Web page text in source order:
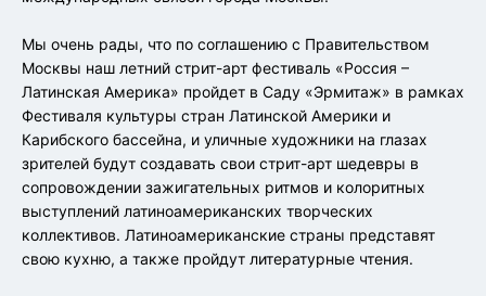
Мы очень рады, что по соглашению с Правительством
Москвы наш летний стрит-арт фестиваль «Россия –
Латинская Америка» пройдет в Саду «Эрмитаж» в рамках
Фестиваля культуры стран Латинской Америки и
Карибского бассейна, и уличные художники на глазах
зрителей будут создавать свои стрит-арт шедевры в
сопровождении зажигательных ритмов и колоритных
выступлений латиноамериканских творческих
коллективов. Латиноамериканские страны представят
свою кухню, а также пройдут литературные чтения.